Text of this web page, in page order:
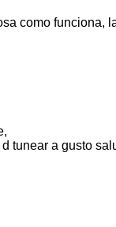
como funciona,
tunear a gusto